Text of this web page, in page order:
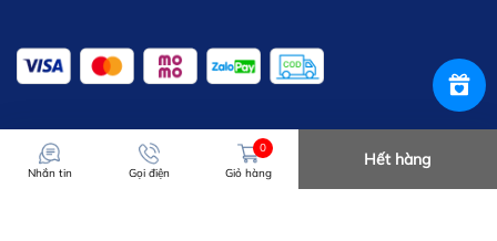
Nhắn tin Gọi điện
0
Giỏ hàng
Hết hàng